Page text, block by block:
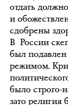
отдать
и
сдобрены
В России
был
режимом.
было строго-
зато религия